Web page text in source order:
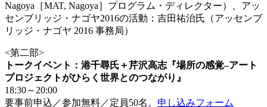
Nagoya［MAT, Nagoya］プログラム・ディレクター）、アッ
センブリッジ・ナゴヤ2016の活動：吉田祐治氏（アッセンブ
リッジ・ナゴヤ 2016 事務局）
<第二部>
トークイベント：港千尋氏＋芹沢高志『場所の感覚–アート
プロジェクトがひらく世界とのつながり』
18:30～20:00
要事前申込／参加無料／定員50名。 申し込みフォーム